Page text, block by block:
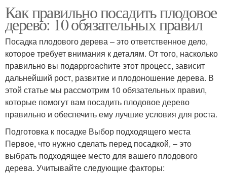
Как правильно посадить плодовое
дерево: 10 обязательных правил
Посадка плодового дерева – это ответственное дело,
которое требует внимания к деталям. От того, насколько
правильно вы подapproachите этот процесс, зависит
дальнейший рост, развитие и плодоношение дерева. В
этой статье мы рассмотрим 10 обязательных правил,
которые помогут вам посадить плодовое дерево
правильно и обеспечить ему лучшие условия для роста.
Подготовка к посадке Выбор подходящего места
Первое, что нужно сделать перед посадкой, – это
выбрать подходящее место для вашего плодового
дерева. Учитывайте следующие факторы: